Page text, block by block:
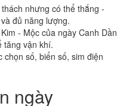
nhưng có thể thắng -
đủ năng lượng.
- Mộc của ngày Canh Dần
tăng vận khí.
chọn số, biển số, sim điện
ngày